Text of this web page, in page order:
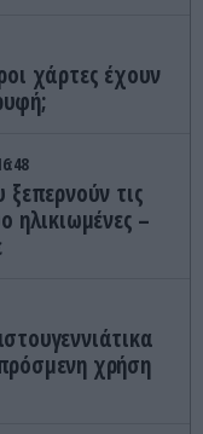
χάρτες έχουν
τις
ηλικιωμένες –
χρήση